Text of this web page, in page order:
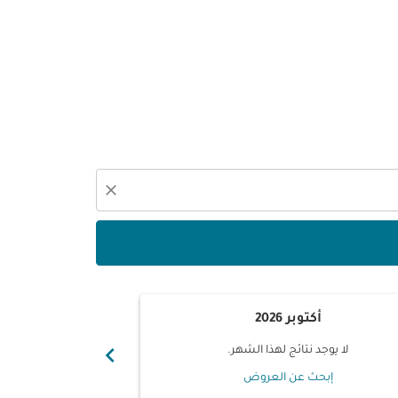
close
أكتوبر 2026
لا يوجد نتائج لهذا الشهر.
إبحث عن العروض
chevron_right